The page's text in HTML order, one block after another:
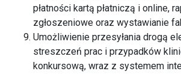
płatności kartą płatniczą i online,
zgłoszeniowe oraz wystawianie
Umożliwienie przesyłania drogą
streszczeń prac i przypadków
konkursową, wraz z systemem